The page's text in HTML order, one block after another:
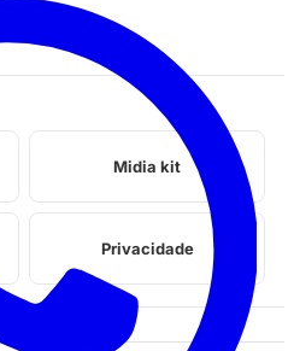
Midia kit
Privacidade